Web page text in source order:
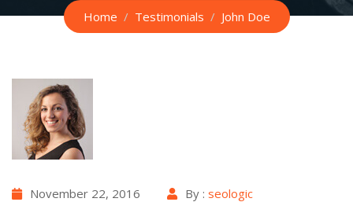
Home Testimonials John Doe
November 22, 2016 By : seologic